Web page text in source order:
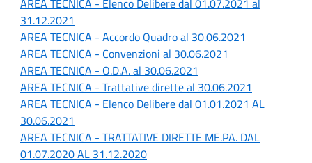
31.12.2021
AREA TECNICA - Accordo Quadro al 30.06.2021
AREA TECNICA - Convenzioni al 30.06.2021
AREA TECNICA - O.D.A. al 30.06.2021
AREA TECNICA - Trattative dirette al 30.06.2021
AREA TECNICA - Elenco Delibere dal 01.01.2021 AL
30.06.2021
AREA TECNICA - TRATTATIVE DIRETTE ME.PA. DAL
01.07.2020 AL 31.12.2020